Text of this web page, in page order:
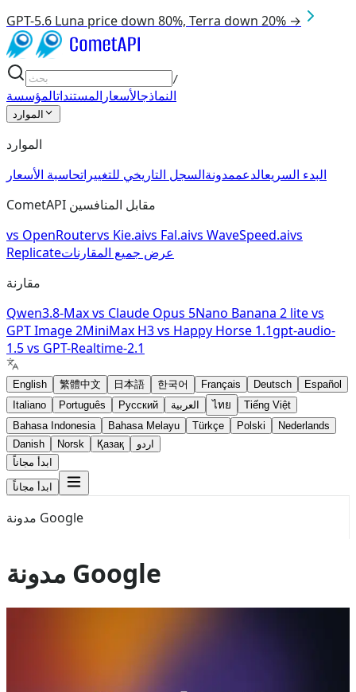
GPT-5.6 Luna price down 80%, Terra down 20% →
/
النماذجالأسعار المستنداتالمؤسسة
الموارد
الموارد
البدء السريعالدعممدونةالسجل التاريخي للتغييراتحاسبة الأسعار
CometAPI مقابل المنافسين
vs OpenRoutervs Kie.aivs Fal.aivs WaveSpeed.aivs
Replicateعرض جميع المقارنات
مقارنة
Qwen3.8-Maxvs Claude Opus 5Nano Banana 2 litevs
GPT Image 2MiniMax H3vs Happy Horse 1.1gpt-audio-
1.5vs GPT-Realtime-2.1
English 繁體中文 日本語 한국어 Français Deutsch
Español
Italiano
Português Русский العربية ไทย
Tiếng Việt
Bahasa Indonesia
Bahasa Melayu Türkçe Polski
Nederlands
Danish
Norsk Қазақ
اردو
ابدأ مجاناً
ابدأ مجاناً
مدونة Google
مدونة Google